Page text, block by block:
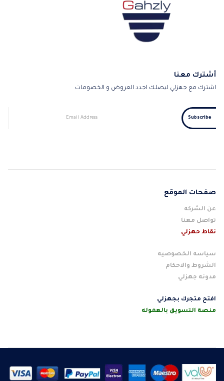
أشترك معنا
اشترك مع جهزلي ليصلك اجدد العروض و الخصومات
صفحات الموقع
عن الشركه
تواصل معنا
نقاط حهزلي
سياسه الخصوصيه
الشروط والاحكام
مدونه جهزلي
افتح متجرك بجهزلي
منصة التسويق بالعموله